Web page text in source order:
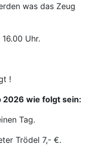
was das Zeug
Uhr.
!
2026 wie folgt sein:
Tag.
Trödel 7,- €.